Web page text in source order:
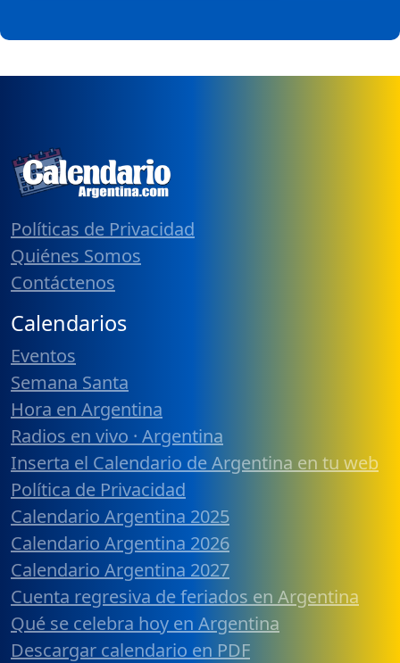
Políticas de Privacidad
Quiénes Somos
Contáctenos
Calendarios
Eventos
Semana Santa
Hora en Argentina
Radios en vivo · Argentina
Inserta el Calendario de Argentina en tu web
Política de Privacidad
Calendario Argentina 2025
Calendario Argentina 2026
Calendario Argentina 2027
Cuenta regresiva de feriados en Argentina
Qué se celebra hoy en Argentina
Descargar calendario en PDF